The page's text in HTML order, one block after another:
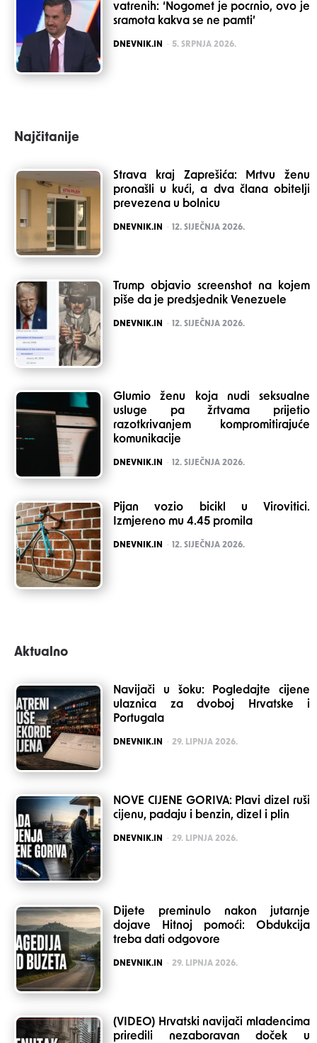
vatrenih: ‘Nogomet je pocrnio, ovo je
sramota kakva se ne pamti’
POSTED
DNEVNIK.IN 5. SRPNJA 2026.
Najčitanije
Strava kraj Zaprešića: Mrtvu ženu
pronašli u kući, a dva člana obitelji
prevezena u bolnicu
POSTED
DNEVNIK.IN 12. SIJEČNJA 2026.
Trump objavio screenshot na kojem
piše da je predsjednik Venezuele
POSTED
DNEVNIK.IN 12. SIJEČNJA 2026.
Glumio ženu koja nudi seksualne
usluge pa žrtvama prijetio
razotkrivanjem kompromitirajuće
komunikacije
POSTED
DNEVNIK.IN 12. SIJEČNJA 2026.
Pijan vozio bicikl u Virovitici.
Izmjereno mu 4.45 promila
POSTED
DNEVNIK.IN 12. SIJEČNJA 2026.
Aktualno
Navijači u šoku: Pogledajte cijene
ulaznica za dvoboj Hrvatske i
Portugala
POSTED
DNEVNIK.IN 29. LIPNJA 2026.
NOVE CIJENE GORIVA: Plavi dizel ruši
cijenu, padaju i benzin, dizel i plin
POSTED
DNEVNIK.IN 29. LIPNJA 2026.
Dijete preminulo nakon jutarnje
dojave Hitnoj pomoći: Obdukcija
treba dati odgovore
POSTED
DNEVNIK.IN 29. LIPNJA 2026.
(VIDEO) Hrvatski navijači mladencima
priredili nezaboravan doček u